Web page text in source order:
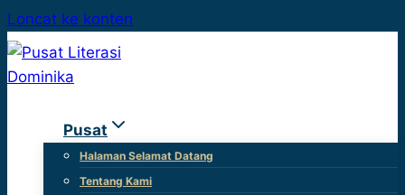
Loncat ke konten
Pusat
Halaman Selamat Datang
Tentang Kami